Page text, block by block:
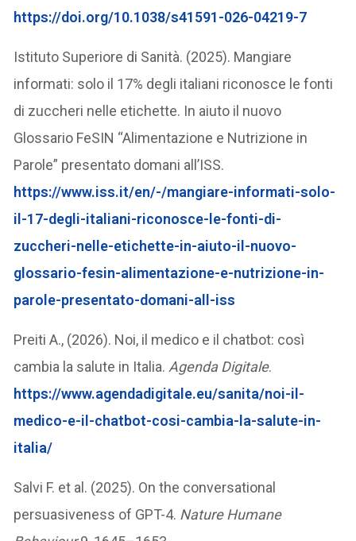
https://doi.org/10.1038/s41591-026-04219-7
Istituto Superiore di Sanità. (2025). Mangiare
informati: solo il 17% degli italiani riconosce le fonti
di zuccheri nelle etichette. In aiuto il nuovo
Glossario FeSIN “Alimentazione e Nutrizione in
Parole” presentato domani all’ISS.
https://www.iss.it/en/-/mangiare-informati-solo-
il-17-degli-italiani-riconosce-le-fonti-di-
zuccheri-nelle-etichette-in-aiuto-il-nuovo-
glossario-fesin-alimentazione-e-nutrizione-in-
parole-presentato-domani-all-iss
Preiti A., (2026). Noi, il medico e il chatbot: così
cambia la salute in Italia.Agenda Digitale.
https://www.agendadigitale.eu/sanita/noi-il-
medico-e-il-chatbot-cosi-cambia-la-salute-in-
italia/
Salvi F. et al. (2025). On the conversational
persuasiveness of GPT-4. Nature Humane